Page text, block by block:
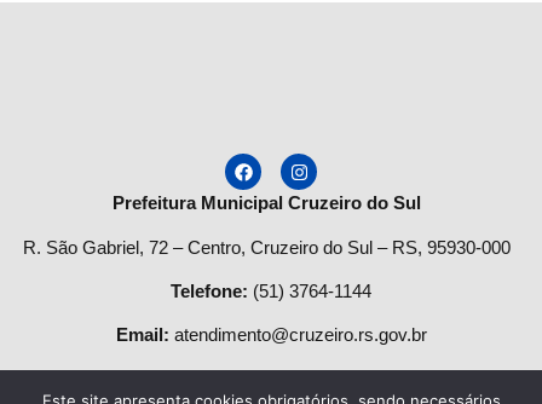
Prefeitura Municipal Cruzeiro do Sul
R. São Gabriel, 72 – Centro, Cruzeiro do Sul – RS, 95930-000
Telefone: (51) 3764-1144
Email: atendimento@cruzeiro.rs.gov.br